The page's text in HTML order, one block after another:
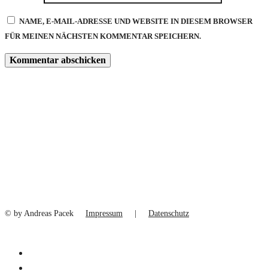
NAME, E-MAIL-ADRESSE UND WEBSITE IN DIESEM BROWSER
FÜR MEINEN NÄCHSTEN KOMMENTAR SPEICHERN.
© by Andreas Pacek Impressum Datenschutz